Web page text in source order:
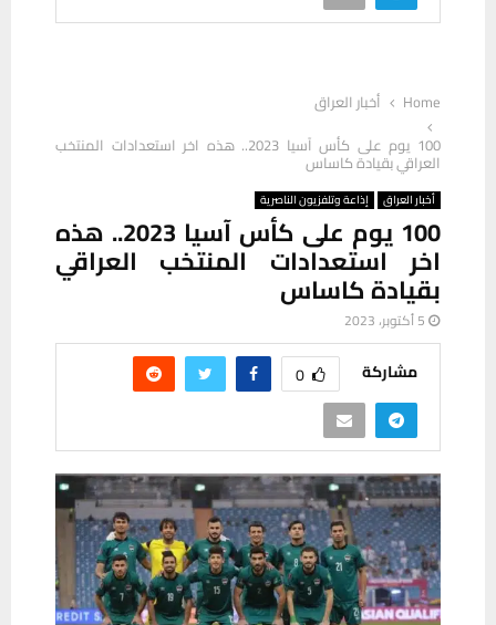
Home
أخبار العراق
100 يوم على كأس آسيا 2023.. هذه اخر استعدادات المنتخب
العراقي بقيادة كاساس
أخبار العراق إذاعة وتلفزيون الناصرية
100 يوم على كأس آسيا 2023.. هذه
اخر استعدادات المنتخب العراقي
بقيادة كاساس
5 أكتوبر، 2023
مشاركة 0